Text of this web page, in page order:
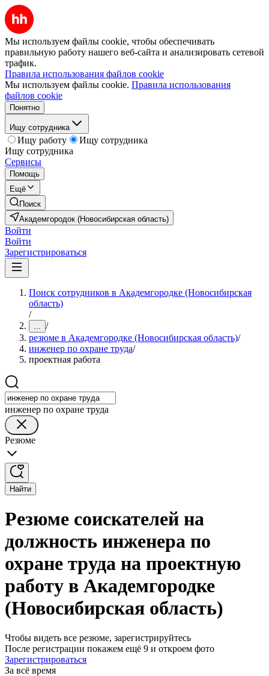
Мы используем файлы cookie, чтобы обеспечивать
правильную работу нашего веб-сайта и анализировать сетевой
трафик.
Правила использования файлов cookie
Мы используем файлы cookie. Правила использования
файлов cookie
Понятно
Ищу сотрудника
Ищу работу
Ищу сотрудника
Ищу сотрудника
Сервисы
Помощь
Ещё
Поиск
Академгородок (Новосибирская область)
Войти
Войти
Зарегистрироваться
Поиск сотрудников в Академгородке (Новосибирская
область)
/
... /
резюме в Академгородке (Новосибирская область)/
инженер по охране труда/
проектная работа
инженер по охране труда
Резюме
Найти
Резюме соискателей на
должность инженера по
охране труда на проектную
работу в Академгородке
(Новосибирская область)
Чтобы видеть все резюме, зарегистрируйтесь
После регистрации покажем ещё 9 и откроем фото
Зарегистрироваться
За всё время